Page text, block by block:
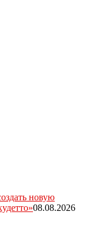
новую
08.08.2026